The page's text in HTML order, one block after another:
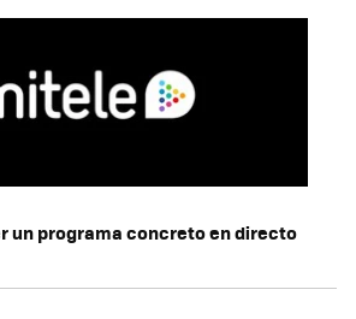
un programa concreto en directo